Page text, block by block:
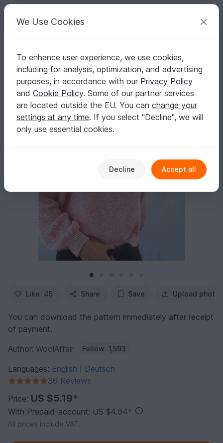
Your creative ideas
English | US $ (USD) Log in Register for free
Homepage Knitting Women Sweater & Poncho
Knitting Pattern - Sweater JOSY - Sizes: XS (S) M (L) XL (2XL) -
Knitting Pattern - Sweater JOSY - Sizes: XS
(S) M (L) XL (2XL) - No.235E
Like 45 Share Save Upload photo
You can download the pattern immediately after receipt
of payment.
Author: WoolAffair Follow 1,593
Languages: English
Deutsch
36 Reviews
Price: US $5.19*
With Prepaid-account: US $4.94*
All prices include VAT.
We Use Cookies
To enhance user experience, we use cookies,
including for analysis, optimization, and advertising
purposes, in accordance with our Privacy Policy
and Cookie Policy. Some of our partner services
are located outside the EU. You can change your
settings at any time. If you select "Decline", we will
only use essential cookies.
Decline Accept all